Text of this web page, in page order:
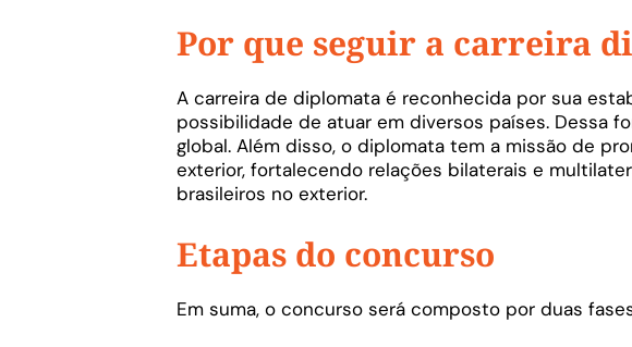
Por que seguir a carreira
A carreira de diplomata é reconhecida por sua
possibilidade de atuar em diversos países. Dessa
global. Além disso, o diplomata tem a missão de
exterior, fortalecendo relações bilaterais e
brasileiros no exterior.
Etapas do concurso
Em suma, o concurso será composto por duas